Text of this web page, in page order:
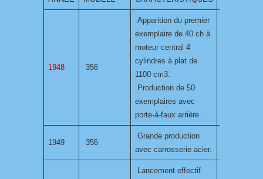
1948 356
Apparition du premier
exemplaire de 40 ch à
moteur central 4
cylindres à plat de
1100 cm3.
Production de 50
exemplaires avec
porte-à-faux arrière.
1949 356
Grande production
avec carrosserie acier.
Lancement effectif